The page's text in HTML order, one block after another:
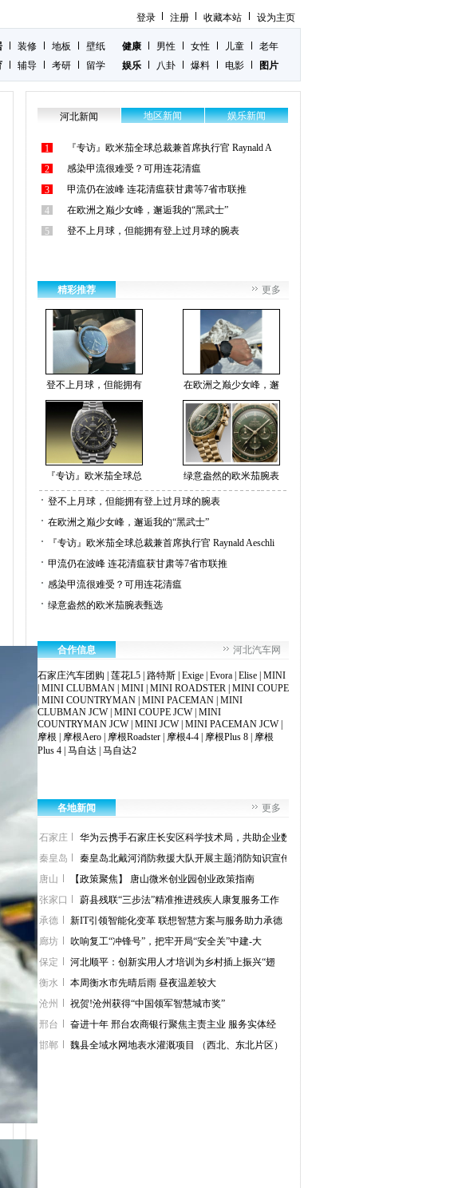
登录 注册 收藏本站 设为主页
装修 地板
壁纸
辅导 考研 留学
健康 男性 女性 儿童
老年
娱乐
八卦 爆料 电影 图片
河北新闻 地区新闻 娱乐新闻
1
『专访』欧米茄全球总裁兼首席执行官 Raynald A
2
感染甲流很难受？可用连花清瘟
3
甲流仍在波峰 连花清瘟获甘肃等7省市联推
4
在欧洲之巅少女峰，邂逅我的“黑武士”
5
登不上月球，但能拥有登上过月球的腕表
精彩推荐 更多
登不上月球，但能拥有 在欧洲之巅少女峰，邂
『专访』欧米茄全球总 绿意盎然的欧米茄腕表
登不上月球，但能拥有登上过月球的腕表
在欧洲之巅少女峰，邂逅我的“黑武士”
『专访』欧米茄全球总裁兼首席执行官 Raynald Aeschli
甲流仍在波峰 连花清瘟获甘肃等7省市联推
感染甲流很难受？可用连花清瘟
绿意盎然的欧米茄腕表甄选
合作信息 河北汽车网
石家庄汽车团购 莲花L5 路特斯 Exige Evora Elise MINI
MINI CLUBMAN MINI MINI ROADSTER MINI COUPE
MINI COUNTRYMAN MINI PACEMAN MINI
CLUBMAN JCW| MINI COUPE JCW| MINI
COUNTRYMAN JCW| MINI JCW| MINI PACEMAN JCW|
摩根
摩根Aero 摩根Roadster 摩根4-4 摩根Plus 8
摩根
Plus 4 马自达 马自达2
各地新闻 更多
石家庄
华为云携手石家庄长安区科学技术局，共助企业数
秦皇岛
秦皇岛北戴河消防救援大队开展主题消防知识宣传
唐山
【政策聚焦】 唐山微米创业园创业政策指南
张家口
蔚县残联“三步法”精准推进残疾人康复服务工作
承德
新IT引领智能化变革 联想智慧方案与服务助力承德
廊坊
吹响复工“冲锋号”，把牢开局“安全关”中建-大
保定
河北顺平：创新实用人才培训为乡村插上振兴“翅
衡水
本周衡水市先晴后雨 昼夜温差较大
沧州
祝贺!沧州获得“中国领军智慧城市奖”
邢台
奋进十年 邢台农商银行聚焦主责主业 服务实体经
邯郸
魏县全域水网地表水灌溉项目 （西北、东北片区）